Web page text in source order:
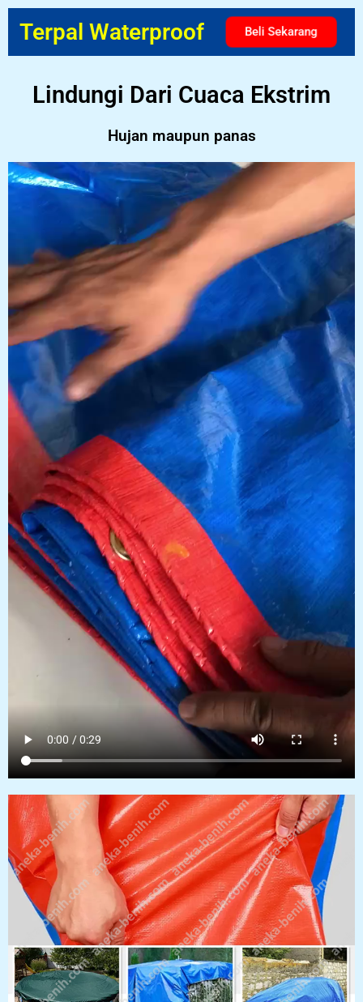
Terpal Waterproof Beli Sekarang
Lindungi Dari Cuaca Ekstrim
Hujan maupun panas